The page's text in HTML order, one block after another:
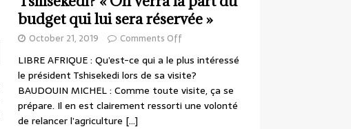
budget qui lui sera réservée »
October 21, 2019 Comments Off
LIBRE AFRIQUE : Qu’est-ce qui a le plus intéressé
le président Tshisekedi lors de sa visite?
BAUDOUIN MICHEL : Comme toute visite, ça se
prépare. Il en est clairement ressorti une volonté
de relancer l’agriculture […]